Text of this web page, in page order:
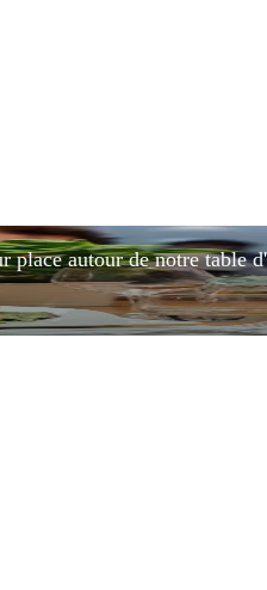
place autour de notre table